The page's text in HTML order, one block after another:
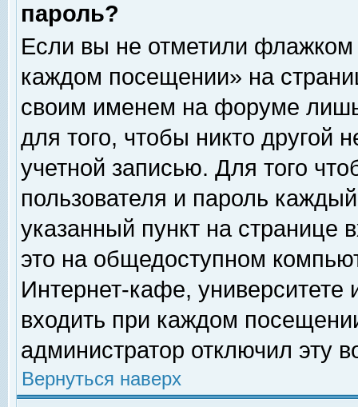
пароль?
Если вы не отметили флажком
каждом посещении» на
своим именем на форуме
для того, чтобы никто другой
учетной записью. Для того
пользователя и пароль
указанный пункт на
это на общедоступном
Интернет-кафе, университете
входить при каждом
администратор отключил эту
Вернуться наверх